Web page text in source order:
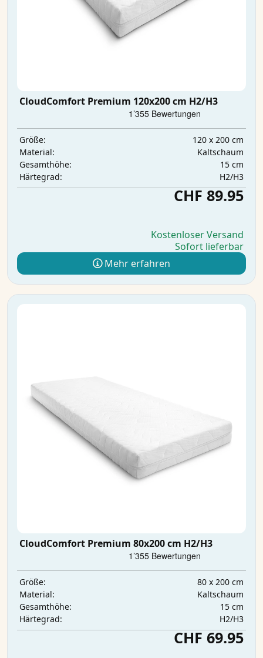
CloudComfort Premium 120x200 cm H2/H3
Größe:
120 x 200 cm
Material:
Kaltschaum
Gesamthöhe:
15 cm
Härtegrad:
H2/H3
CHF 89.95
Kostenloser Versand
Sofort lieferbar
Mehr erfahren
CloudComfort Premium 80x200 cm H2/H3
Größe:
80 x 200 cm
Material:
Kaltschaum
Gesamthöhe:
15 cm
Härtegrad:
H2/H3
CHF 69.95